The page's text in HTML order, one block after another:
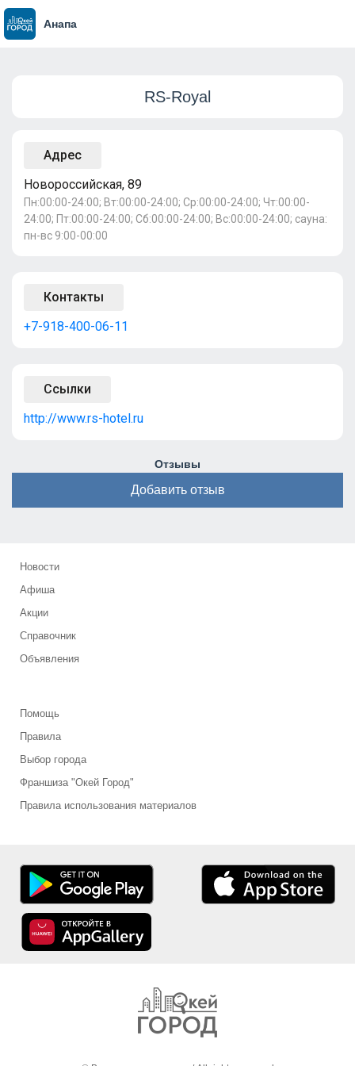
Анапа
RS-Royal
Адрес
Новороссийская, 89
Пн:00:00-24:00; Вт:00:00-24:00; Ср:00:00-24:00; Чт:00:00-
24:00; Пт:00:00-24:00; Сб:00:00-24:00; Вс:00:00-24:00; сауна:
пн-вс 9:00-00:00
Контакты
+7-918-400-06-11
Ссылки
http://www.rs-hotel.ru
Отзывы
Добавить отзыв
Новости
Афиша
Акции
Справочник
Объявления
Помощь
Правила
Выбор города
Франшиза "Окей Город"
Правила использования материалов